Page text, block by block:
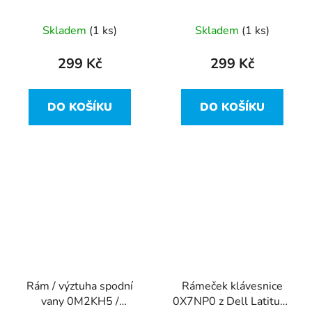
Latitude E5470
Skladem (1 ks)
299 Kč
DO KOŠÍKU
Dell Latitude E5470
Skladem (1 ks)
299 Kč
DO KOŠÍKU
Rám / výztuha spodní
vany 0M2KH5 /
Rámeček klávesnice
0X7NP0 z Dell Latitude